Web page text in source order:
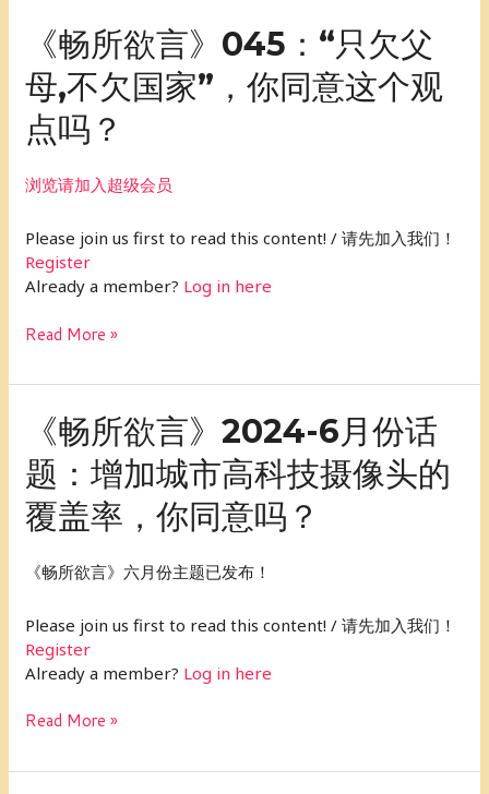
么
看？
《畅所欲言》045：“只欠父
母,不欠国家”，你同意这个观
点吗？
浏览请加入超级会员
Please join us first to read this content! / 请先加入我们！
Register
Already a member? Log in here
《畅
欲
言》
045：“只
欠
父
母,
欠
国
家”，
同
这
点
吗？
Read More »
《畅所欲言》2024-6月份话
题：增加城市高科技摄像头的
覆盖率，你同意吗？
《畅所欲言》六月份主题已发布！
Please join us first to read this content! / 请先加入我们！
Register
Already a member? Log in here
《畅
欲
言》
2024-
6
月
份
题：
增
加
市
科
Read More »